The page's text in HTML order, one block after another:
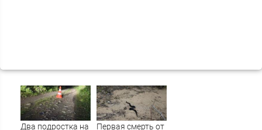
Два подростка на
Первая смерть от